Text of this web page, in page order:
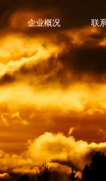
企业概况 联